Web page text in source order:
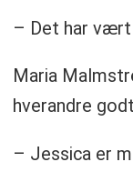
– Det har vært
Maria
hverandre
– Jessica er